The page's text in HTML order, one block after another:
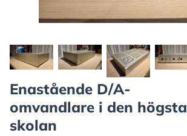
Enastående D/A-
omvandlare i den högsta
skolan